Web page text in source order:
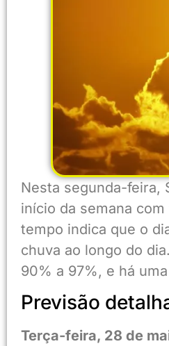
Nesta segunda-feira,
início da semana
tempo indica que o
chuva ao longo do
90% a 97%, e há
Previsão
Terça-feira, 28 de